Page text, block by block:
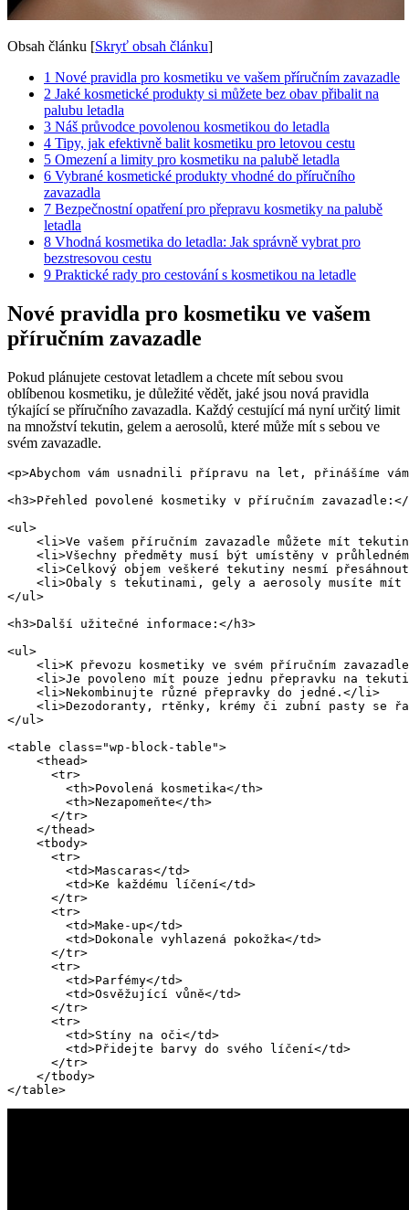
Obsah článku [Skryť obsah článku]
1 Nové pravidla pro kosmetiku ve vašem příručním zavazadle
2 Jaké kosmetické produkty si můžete bez obav přibalit na
palubu letadla
3 Náš průvodce povolenou kosmetikou do letadla
4 Tipy, jak efektivně balit kosmetiku pro letovou cestu
5 Omezení a limity pro kosmetiku na palubě letadla
6 Vybrané kosmetické produkty vhodné do příručního
zavazadla
7 Bezpečnostní opatření pro přepravu kosmetiky na palubě
letadla
8 Vhodná kosmetika do letadla: Jak správně vybrat pro
bezstresovou cestu
9 Praktické rady pro cestování s kosmetikou na letadle
Nové pravidla pro kosmetiku ve vašem
příručním zavazadle
Pokud plánujete cestovat letadlem a chcete mít sebou svou
oblíbenou kosmetiku, je důležité vědět, jaké jsou nová pravidla
týkající se příručního zavazadla. Každý cestující má nyní určitý limit
na množství tekutin, gelem a aerosolů, které může mít s sebou ve
svém zavazadle.
<p>Abychom vám usnadnili přípravu na let, přinášíme
<h3>Přehled povolené kosmetiky v příručním zavazadle:</
<ul>
<li>Ve vašem příručním zavazadle můžete mít
<li>Všechny předměty musí být umístěny v
<li>Celkový objem veškeré tekutiny nesmí
<li>Obaly s tekutinami, gely a aerosoly musíte
</ul>
<h3>Další užitečné informace:</h3>
<ul>
<li>K převozu kosmetiky ve svém příručním
<li>Je povoleno mít pouze jednu přepravku na
    <li>Nekombinujte různé přepravky do jedné.</li>
<li>Dezodoranty, rtěnky, krémy či zubní pasty se
</ul>
<table class="wp-block-table">
    <thead>
      <tr>
        <th>Povolená kosmetika</th>
        <th>Nezapomeňte</th>
      </tr>
    </thead>
    <tbody>
      <tr>
        <td>Mascaras</td>
        <td>Ke každému líčení</td>
      </tr>
      <tr>
        <td>Make-up</td>
        <td>Dokonale vyhlazená pokožka</td>
      </tr>
      <tr>
        <td>Parfémy</td>
        <td>Osvěžující vůně</td>
      </tr>
      <tr>
        <td>Stíny na oči</td>
        <td>Přidejte barvy do svého líčení</td>
      </tr>
    </tbody>
</table>